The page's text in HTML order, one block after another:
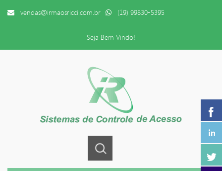
vendas@irmaosricci.com.br (19) 99830-5395
Seja Bem Vindo!